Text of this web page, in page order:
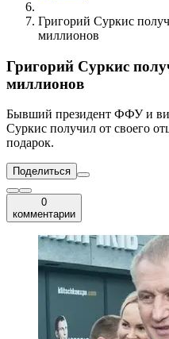
Григорий Суркис
миллионов
Григорий Суркис
миллионов
Бывший президент ФФУ и
Суркис получил от своего
подарок.
Поделиться
0
комментарии